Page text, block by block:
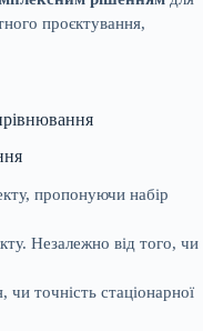
проєктування,
пропонуючи набір
Незалежно від того, чи
точність стаціонарної